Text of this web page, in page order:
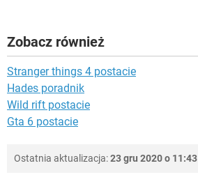
Zobacz również
Stranger things 4 postacie
Hades poradnik
Wild rift postacie
Gta 6 postacie
Ostatnia aktualizacja:23 gru 2020 o 11:43